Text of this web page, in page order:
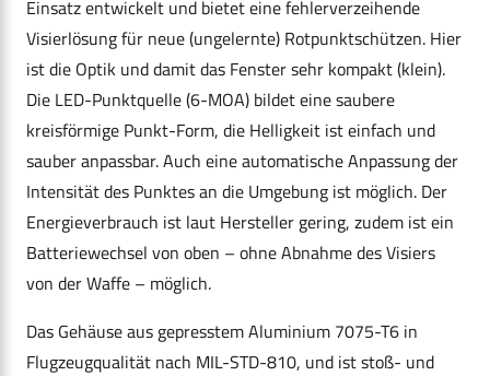
Einsatz entwickelt und bietet eine fehlerverzeihende
Visierlösung für neue (ungelernte) Rotpunktschützen. Hier
ist die Optik und damit das Fenster sehr kompakt (klein).
Die LED-Punktquelle (6-MOA) bildet eine saubere
kreisförmige Punkt-Form, die Helligkeit ist einfach und
sauber anpassbar. Auch eine automatische Anpassung der
Intensität des Punktes an die Umgebung ist möglich. Der
Energieverbrauch ist laut Hersteller gering, zudem ist ein
Batteriewechsel von oben – ohne Abnahme des Visiers
von der Waffe – möglich.
Das Gehäuse aus gepresstem Aluminium 7075-T6 in
Flugzeugqualität nach MIL-STD-810, und ist stoß- und